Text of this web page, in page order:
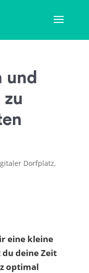
und
Dorfplatz,
eine kleine
deine Zeit
optimal